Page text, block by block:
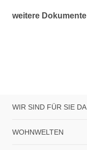
weitere Dokumente
WIR SIND FÜR SIE DA
WOHNWELTEN